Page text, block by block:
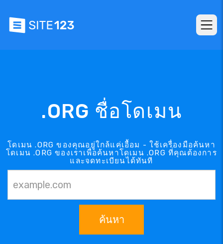
.ORG ชื่อโดเมน
โดเมน .ORG ของคุณอยู่ใกล้แค่เอื้อม - ใช้เครื่องมือค้นหา
โดเมน .ORG ของเราเพื่อค้นหาโดเมน .ORG ที่คุณต้องการ
และจดทะเบียนได้ทันที
ค้นหา